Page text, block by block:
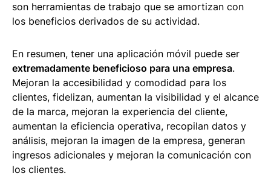
son herramientas de trabajo que se amortizan con
los beneficios derivados de su actividad.
En resumen, tener una aplicación móvil puede ser
extremadamente beneficioso para una empresa.
Mejoran la accesibilidad y comodidad para los
clientes, fidelizan, aumentan la visibilidad y el alcance
de la marca, mejoran la experiencia del cliente,
aumentan la eficiencia operativa, recopilan datos y
análisis, mejoran la imagen de la empresa, generan
ingresos adicionales y mejoran la comunicación con
los clientes.